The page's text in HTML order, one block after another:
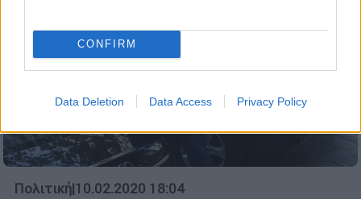
CONFIRM
Data Deletion Data Access Privacy Policy
Πολιτική|10.02.2020 18:04